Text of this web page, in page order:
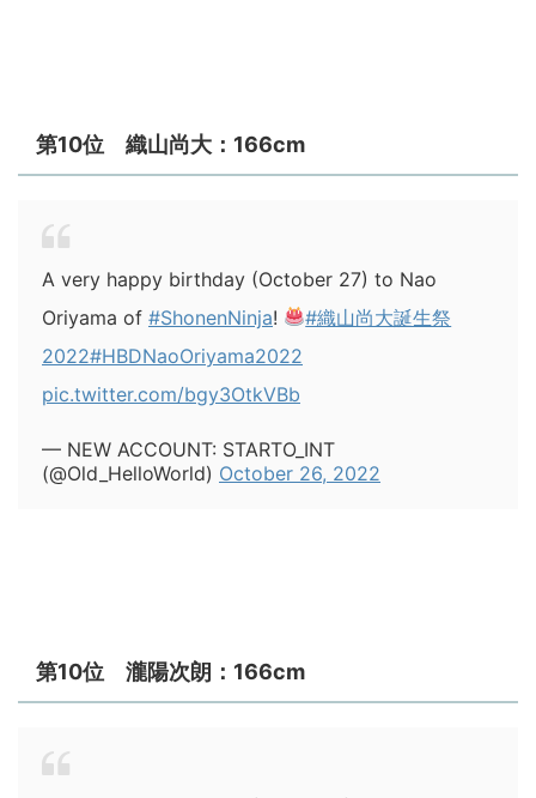
第10位 織山尚大：166cm
A very happy birthday (October 27) to Nao
Oriyama of #ShonenNinja!
#織山尚大誕生祭
2022#HBDNaoOriyama2022
pic.twitter.com/bgy3OtkVBb
— NEW ACCOUNT: STARTO_INT
(@Old_HelloWorld) October 26, 2022
第10位 瀧陽次朗：166cm